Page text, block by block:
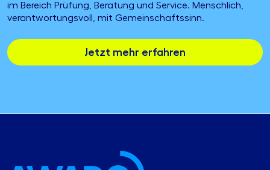
im Bereich Prüfung, Beratung und Service. Menschlich,
verantwortungsvoll, mit Gemeinschaftssinn.
Jetzt mehr erfahren